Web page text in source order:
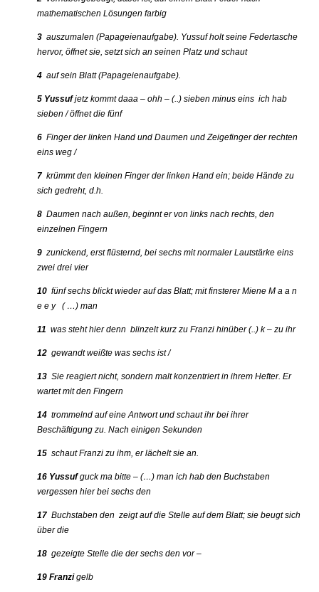
mathematischen Lösungen farbig
3 auszumalen (Papageienaufgabe). Yussuf holt seine Federtasche
hervor, öffnet sie, setzt sich an seinen Platz und schaut
4 auf sein Blatt (Papageienaufgabe).
5 Yussufjetz kommt daaa – ohh – (..) sieben minus eins ich hab
sieben / öffnet die fünf
6 Finger der linken Hand und Daumen und Zeigefinger der rechten
eins weg /
7 krümmt den kleinen Finger der linken Hand ein; beide Hände zu
sich gedreht, d.h.
8 Daumen nach außen, beginnt er von links nach rechts, den
einzelnen Fingern
9 zunickend, erst flüsternd, bei sechs mit normaler Lautstärke eins
zwei drei vier
10 fünf sechs blickt wieder auf das Blatt; mit finsterer Miene M a a n
e e y ( …) man
11 was steht hier denn blinzelt kurz zu Franzi hinüber (..) k – zu ihr
12 gewandt weißte was sechs ist /
13 Sie reagiert nicht, sondern malt konzentriert in ihrem Hefter. Er
wartet mit den Fingern
14 trommelnd auf eine Antwort und schaut ihr bei ihrer
Beschäftigung zu. Nach einigen Sekunden
15 schaut Franzi zu ihm, er lächelt sie an.
16 Yussufguck ma bitte – (…) man ich hab den Buchstaben
vergessen hier bei sechs den
17 Buchstaben den zeigt auf die Stelle auf dem Blatt; sie beugt sich
über die
18 gezeigte Stelle die der sechs den vor –
19 Franzigelb